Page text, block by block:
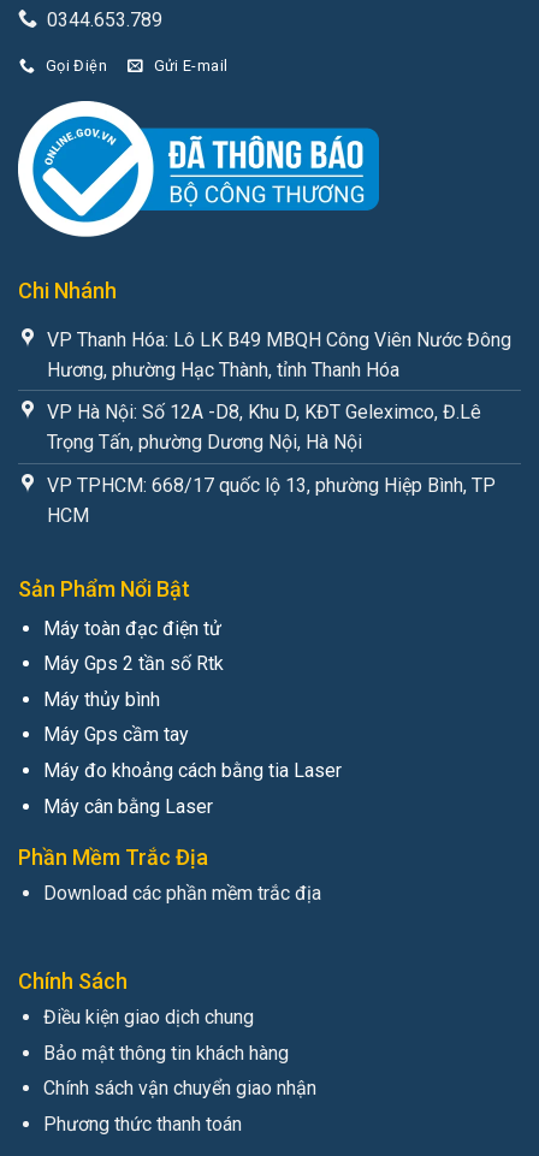
0344.653.789
Gọi Điện Gửi E-mail
Chi Nhánh
VP Thanh Hóa: Lô LK B49 MBQH Công Viên Nước Đông
Hương, phường Hạc Thành, tỉnh Thanh Hóa
VP Hà Nội: Số 12A -D8, Khu D, KĐT Geleximco, Đ.Lê
Trọng Tấn, phường Dương Nội, Hà Nội
VP TPHCM: 668/17 quốc lộ 13, phường Hiệp Bình, TP
HCM
Sản Phẩm Nổi Bật
Máy toàn đạc điện tử
Máy Gps 2 tần số Rtk
Máy thủy bình
Máy Gps cầm tay
Máy đo khoảng cách bằng tia Laser
Máy cân bằng Laser
Phần Mềm Trắc Địa
Download các phần mềm trắc địa
Chính Sách
Điều kiện giao dịch chung
Bảo mật thông tin khách hàng
Chính sách vận chuyển giao nhận
Phương thức thanh toán